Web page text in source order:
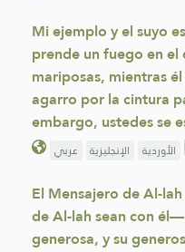
Mi ejemplo y el suyo
prende un fuego en el
mariposas, mientras
agarro por la cintura
embargo, ustedes se
عربي الإنجليزية الأوردية
El Mensajero de Al-
de Al-lah sean con
generosa, y su